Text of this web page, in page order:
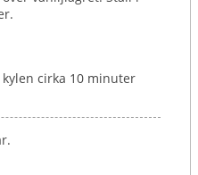
cirka 10 minuter